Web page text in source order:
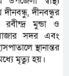
দীনবন্ধুর
মুন্ডা ও
সদর এবং
স্থানান্তর
মৃত্যু হয়।